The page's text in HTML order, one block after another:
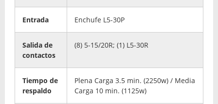
Entrada Enchufe L5-30P
Salida de
contactos
(8) 5-15/20R; (1) L5-30R
Tiempo de
respaldo
Plena Carga 3.5 min. (2250w) / Media
Carga 10 min. (1125w)